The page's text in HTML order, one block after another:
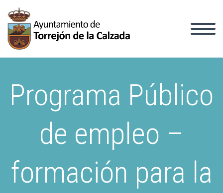
Programa Público
de empleo –
formación para la